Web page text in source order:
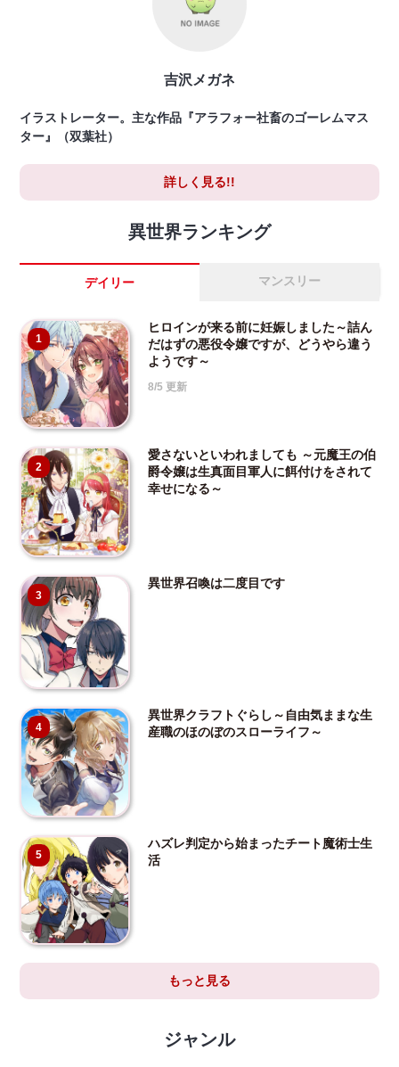
吉沢メガネ
イラストレーター。主な作品『アラフォー社畜のゴーレムマス
ター』（双葉社）
詳しく見る!!
異世界ランキング
デイリー マンスリー
1
ヒロインが来る前に妊娠しました～詰ん
だはずの悪役令嬢ですが、どうやら違う
ようです～
8/5 更新
2
愛さないといわれましても ～元魔王の伯
爵令嬢は生真面目軍人に餌付けをされて
幸せになる～
3
異世界召喚は二度目です
4
異世界クラフトぐらし～自由気ままな生
産職のほのぼのスローライフ～
5
ハズレ判定から始まったチート魔術士生
活
もっと見る
ジャンル